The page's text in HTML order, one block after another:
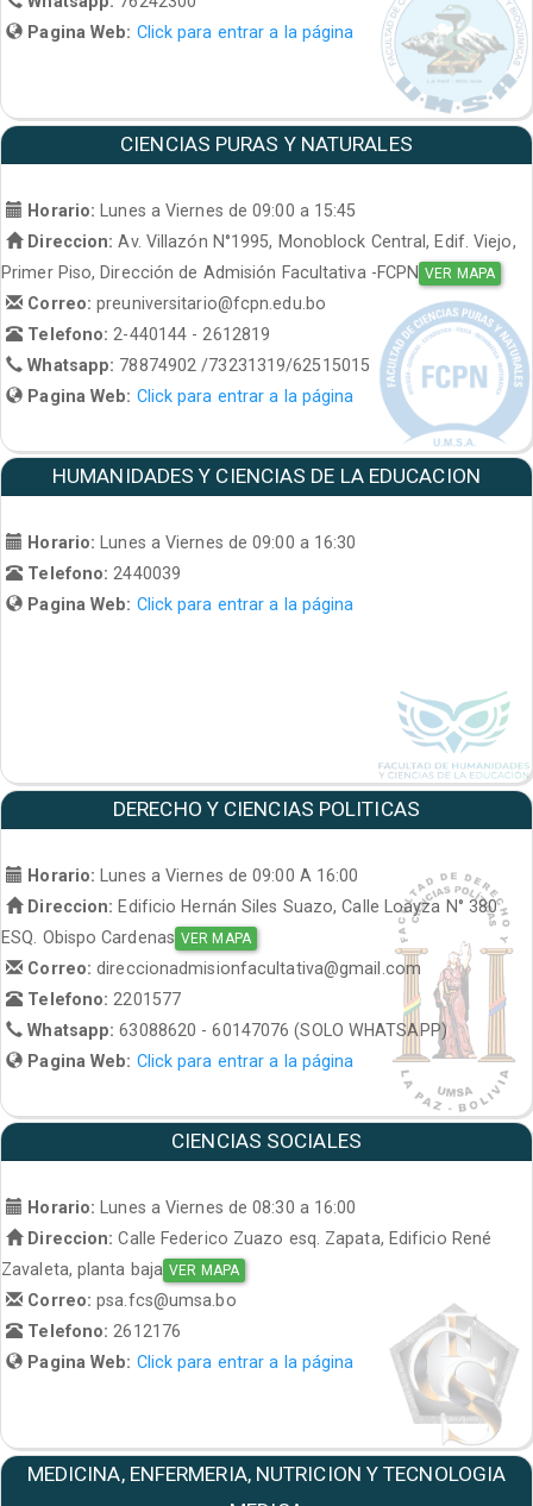
Pagina Web: Click para entrar a la página
CIENCIAS PURAS Y NATURALES
Horario:
Lunes a Viernes de 09:00 a 15:45
Direccion: Av. Villazón N°1995, Monoblock Central, Edif. Viejo,
Primer Piso, Dirección de Admisión Facultativa -FCPN VER MAPA
Correo:preuniversitario@fcpn.edu.bo
Telefono: 2-440144 - 2612819
Whatsapp: 78874902 /73231319/62515015
Pagina Web: Click para entrar a la página
HUMANIDADES Y CIENCIAS DE LA EDUCACION
Horario: Lunes a Viernes de 09:00 a 16:30
Telefono:2440039
Pagina Web: Click para entrar a la página
DERECHO Y CIENCIAS POLITICAS
Horario:
Lunes a Viernes de 09:00 A 16:00
Direccion: Edificio Hernán Siles Suazo, Calle Loayza N° 380
ESQ. Obispo Cardenas VER MAPA
Correo:direccionadmisionfacultativa@gmail.com
Telefono: 2201577
Whatsapp:63088620 - 60147076 (SOLO WHATSAPP)
Pagina Web: Click para entrar a la página
CIENCIAS SOCIALES
Horario:
Lunes a Viernes de 08:30 a 16:00
Direccion: Calle Federico Zuazo esq. Zapata, Edificio René
Zavaleta, planta baja VER MAPA
Correo:psa.fcs@umsa.bo
Telefono: 2612176
Pagina Web: Click para entrar a la página
MEDICINA, ENFERMERIA, NUTRICION Y TECNOLOGIA